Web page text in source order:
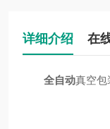
详细介绍 在
全自动真空包